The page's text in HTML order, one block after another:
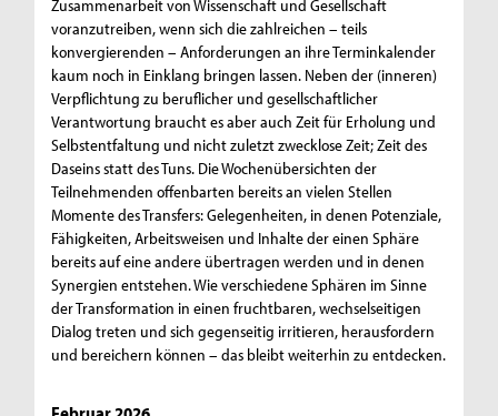
Zusammenarbeit von Wissenschaft und Gesellschaft
voranzutreiben, wenn sich die zahlreichen – teils
konvergierenden – Anforderungen an ihre Terminkalender
kaum noch in Einklang bringen lassen. Neben der (inneren)
Verpflichtung zu beruflicher und gesellschaftlicher
Verantwortung braucht es aber auch Zeit für Erholung und
Selbstentfaltung und nicht zuletzt zwecklose Zeit; Zeit des
Daseins statt des Tuns. Die Wochenübersichten der
Teilnehmenden offenbarten bereits an vielen Stellen
Momente des Transfers: Gelegenheiten, in denen Potenziale,
Fähigkeiten, Arbeitsweisen und Inhalte der einen Sphäre
bereits auf eine andere übertragen werden und in denen
Synergien entstehen. Wie verschiedene Sphären im Sinne
der Transformation in einen fruchtbaren, wechselseitigen
Dialog treten und sich gegenseitig irritieren, herausfordern
und bereichern können – das bleibt weiterhin zu entdecken.